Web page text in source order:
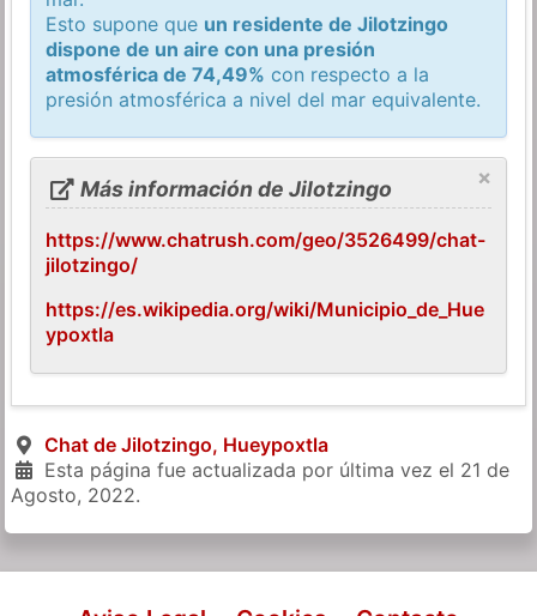
Esto supone que un residente de Jilotzingo
dispone de un aire con una presión
atmosférica de 74,49% con respecto a la
presión atmosférica a nivel del mar equivalente.
×
Más información de Jilotzingo
https://www.chatrush.com/geo/3526499/chat-
jilotzingo/
https://es.wikipedia.org/wiki/Municipio_de_Hue
ypoxtla
Chat de Jilotzingo, Hueypoxtla
Esta página fue actualizada por última vez el 21 de
Agosto, 2022.